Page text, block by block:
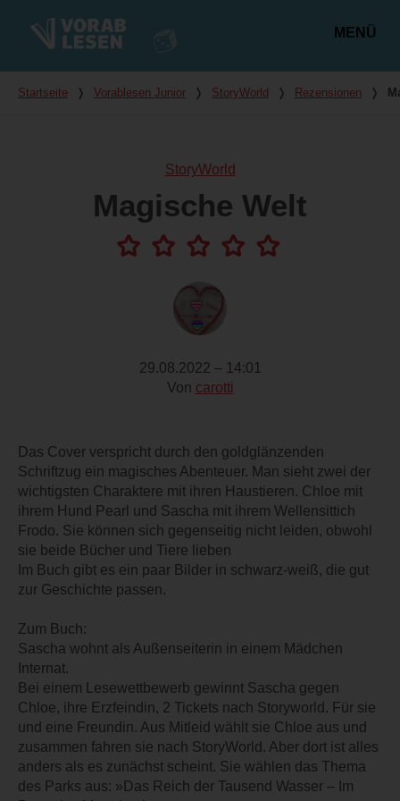
MENÜ
Du bist hier
Startseite ❭ Vorablesen Junior ❭ StoryWorld ❭ Rezensionen ❭
StoryWorld
Magische Welt
29.08.2022 – 14:01
Von carotti
Das Cover verspricht durch den goldglänzenden
Schriftzug ein magisches Abenteuer. Man sieht zwei der
wichtigsten Charaktere mit ihren Haustieren. Chloe mit
ihrem Hund Pearl und Sascha mit ihrem Wellensittich
Frodo. Sie können sich gegenseitig nicht leiden, obwohl
sie beide Bücher und Tiere lieben
Im Buch gibt es ein paar Bilder in schwarz-weiß, die gut
zur Geschichte passen.
Zum Buch:
Sascha wohnt als Außenseiterin in einem Mädchen
Internat.
Bei einem Lesewettbewerb gewinnt Sascha gegen
Chloe, ihre Erzfeindin, 2 Tickets nach Storyworld. Für sie
und eine Freundin. Aus Mitleid wählt sie Chloe aus und
zusammen fahren sie nach StoryWorld. Aber dort ist alles
anders als es zunächst scheint. Sie wählen das Thema
des Parks aus: »Das Reich der Tausend Wasser – Im